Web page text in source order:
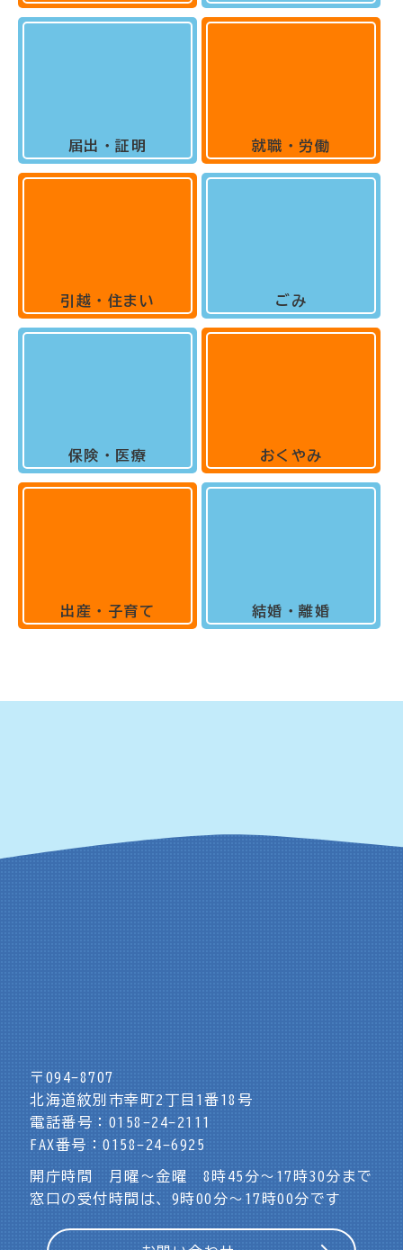
届出・証明
引越・住まい
保険・医療
出産・子育て
就職・労働
ごみ
おくやみ
結婚・離婚
〒094-8707
北海道紋別市幸町2丁目1番18号
電話番号：0158-24-2111
FAX番号：0158-24-6925
開庁時間 月曜～金曜 8時45分～17時30分まで
窓口の受付時間は、9時00分～17時00分です